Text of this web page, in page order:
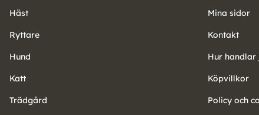
Häst
Ryttare
Hund
Katt
Trädgård
Mina sidor
Kontakt
Hur handlar
Köpvillkor
Policy och